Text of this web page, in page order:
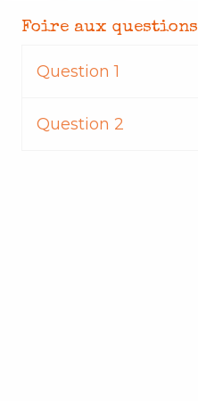
Foire aux questions
Question 1
Question 2